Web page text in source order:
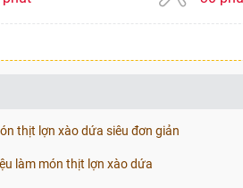
thịt lợn xào dứa siêu đơn giản
làm món thịt lợn xào dứa